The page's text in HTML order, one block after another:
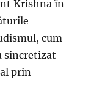
Krishna în
cum
sincretizat
prin